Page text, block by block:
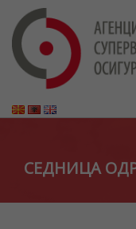
СЕДНИЦА